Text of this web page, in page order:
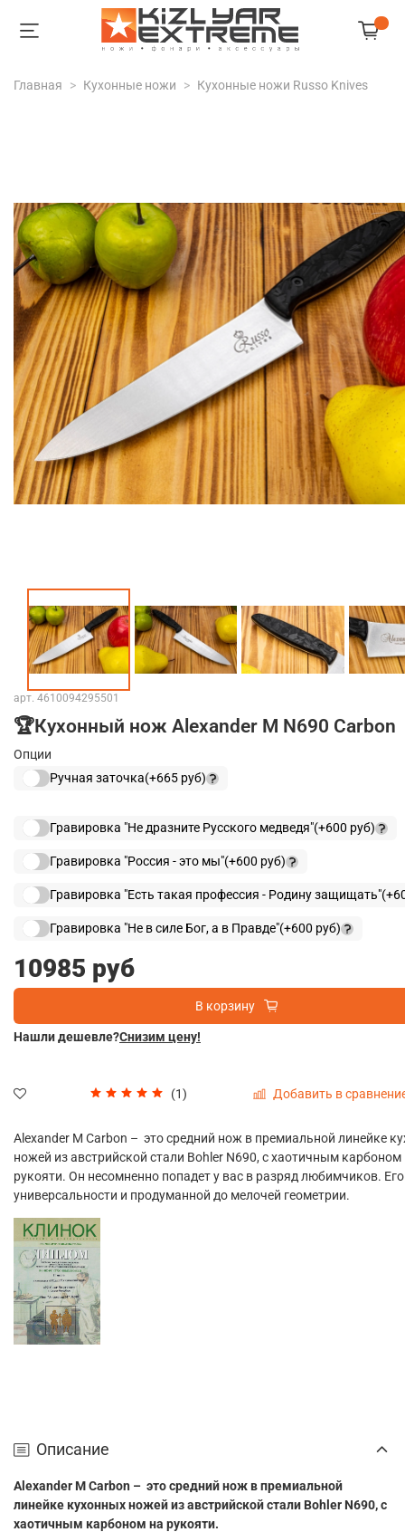
Главная Кухонные ножи Кухонные ножи Russo Knives
арт. 4610094295501
🏆Кухонный нож Alexander M N690 Carbon
(1) Добавить в
Опции
Ручная заточка(+665 руб)
Гравировка "Не дразните Русского медведя"(+600 руб)
Гравировка "Россия - это мы"(+600 руб)
Гравировка "Есть такая профессия - Родину защищать"(+
Гравировка "Не в силе Бог, а в Правде"(+600 руб)
10985 руб
В корзину
Нашли дешевле?Снизим цену!
Alexander M Сarbon – это средний нож в премиальной линейке
ножей из австрийской стали Bohler N690, с хаотичным карбоном
рукояти. Он несомненно попадет у вас в разряд любимчиков. Его
универсальности и продуманной до мелочей геометрии.
Описание
Alexander M Сarbon – это средний нож в премиальной
линейке кухонных ножей из австрийской стали Bohler N690, с
хаотичным карбоном на рукояти.